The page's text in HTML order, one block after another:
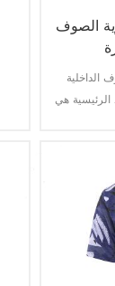
الصوف
الداخلية
الرئيسية هي